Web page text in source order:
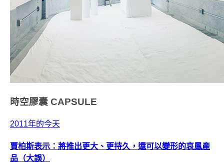
時空膠囊 CAPSULE
2011年的今天
賈柏斯表示：將推出更大、更持久，還可以變形的哀鳳產
品（大誤）